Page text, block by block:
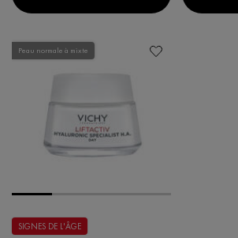
Peau normale à mixte
SIGNES DE L'ÂGE